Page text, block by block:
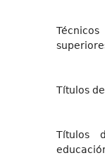
Títulos
Títulos